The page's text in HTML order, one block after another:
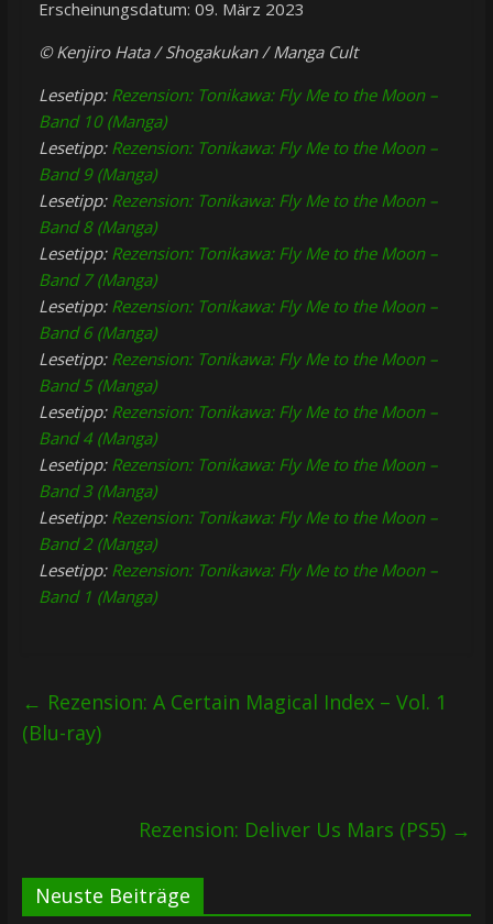
Erscheinungsdatum: 09. März 2023
© Kenjiro Hata / Shogakukan / Manga Cult
Lesetipp: Rezension: Tonikawa: Fly Me to the Moon –
Band 10 (Manga)
Lesetipp: Rezension: Tonikawa: Fly Me to the Moon –
Band 9 (Manga)
Lesetipp: Rezension: Tonikawa: Fly Me to the Moon –
Band 8 (Manga)
Lesetipp: Rezension: Tonikawa: Fly Me to the Moon –
Band 7 (Manga)
Lesetipp: Rezension: Tonikawa: Fly Me to the Moon –
Band 6 (Manga)
Lesetipp: Rezension: Tonikawa: Fly Me to the Moon –
Band 5 (Manga)
Lesetipp: Rezension: Tonikawa: Fly Me to the Moon –
Band 4 (Manga)
Lesetipp: Rezension: Tonikawa: Fly Me to the Moon –
Band 3 (Manga)
Lesetipp: Rezension: Tonikawa: Fly Me to the Moon –
Band 2 (Manga)
Lesetipp: Rezension: Tonikawa: Fly Me to the Moon –
Band 1 (Manga)
← Rezension: A Certain Magical Index – Vol. 1
(Blu-ray)
Rezension: Deliver Us Mars (PS5) →
Neuste Beiträge